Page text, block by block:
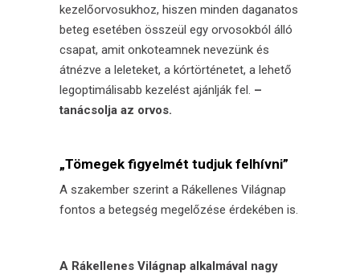
kezelőorvosukhoz, hiszen minden daganatos
beteg esetében összeül egy orvosokból álló
csapat, amit onkoteamnek nevezünk és
átnézve a leleteket, a kórtörténetet, a lehető
legoptimálisabb kezelést ajánlják fel. –
tanácsolja az orvos.
„Tömegek figyelmét tudjuk felhívni”
A szakember szerint a Rákellenes Világnap
fontos a betegség megelőzése érdekében is.
A Rákellenes Világnap alkalmával nagy